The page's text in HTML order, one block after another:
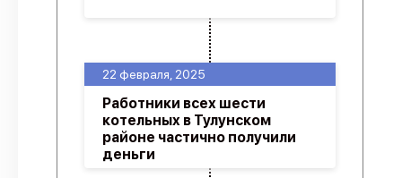
22 февраля, 2025
Работники всех шести
котельных в Тулунском
районе частично получили
деньги